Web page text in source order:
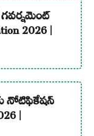
2026 |
నోటిఫికేషన్
|